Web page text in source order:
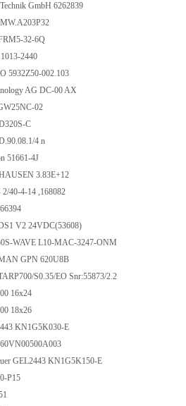
GmbH 6262839
32-6Q
2440
5932Z50-002.103
AG DC-00 AX
02
C
4 n
51661-4J
3.83E+12
40-4-14 ,168082
V2 24VDC(53608)
WAVE L10-MAC-3247-ONM
GPN 620U8B
S0.35/EO Snr:55873/2.2
16x24
18x26
KN1G5K030-E
GEL2443 KN1G5K150-E
P15